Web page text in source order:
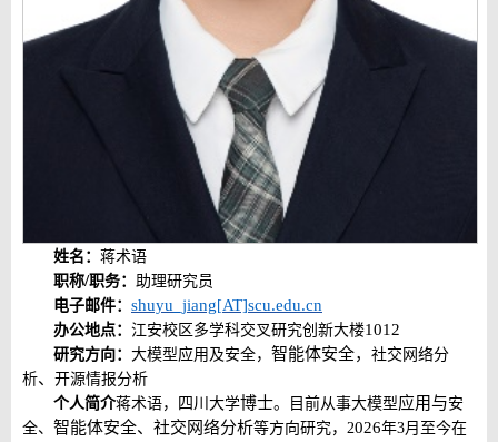
姓名： 蒋术语
职称/职务：
助理研究员
电子邮件： shuyu_jiang[AT]scu.edu.cn
办公地点： 江安校区多学科交叉研究创新大楼1012
研究方向： 大模型应用及安全， 智能体安全， 社交网络分
析、 开源情报分析
个人简介蒋术语，四川大学博士。目前从事大模型应用与安
全、 智能体安全、社交网络分析等方向研究， 2026年3月至今在